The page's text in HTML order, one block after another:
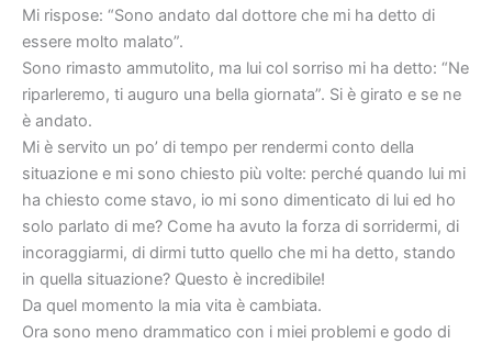
Mi rispose: “Sono andato dal dottore che mi ha detto di
essere molto malato”.
Sono rimasto ammutolito, ma lui col sorriso mi ha detto: “Ne
riparleremo, ti auguro una bella giornata”. Si è girato e se ne
è andato.
Mi è servito un po’ di tempo per rendermi conto della
situazione e mi sono chiesto più volte: perché quando lui mi
ha chiesto come stavo, io mi sono dimenticato di lui ed ho
solo parlato di me? Come ha avuto la forza di sorridermi, di
incoraggiarmi, di dirmi tutto quello che mi ha detto, stando
in quella situazione? Questo è incredibile!
Da quel momento la mia vita è cambiata.
Ora sono meno drammatico con i miei problemi e godo di